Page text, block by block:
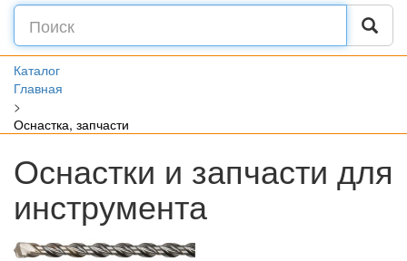
Каталог
Главная
>
Оснастка, запчасти
Оснастки и запчасти для
инструмента